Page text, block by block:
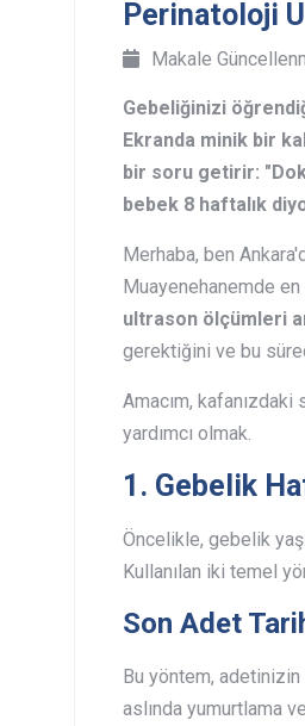
Perinatoloji
Makale
Gebeliğinizi
Ekranda minik bir
bir soru getirir:
bebek 8 haftalık
Merhaba, ben
Muayenehanemde
ultrason ölçümleri
gerektiğini ve bu
Amacım,
yardımcı olmak.
1. Gebelik
Öncelikle, gebelik
Kullanılan iki temel
Son Adet
Bu yöntem, adetinizin
aslında yumurtlama